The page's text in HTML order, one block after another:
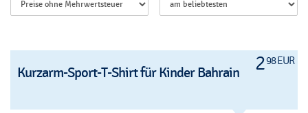
298 EUR
Kurzarm-Sport-T-Shirt für Kinder Bahrain